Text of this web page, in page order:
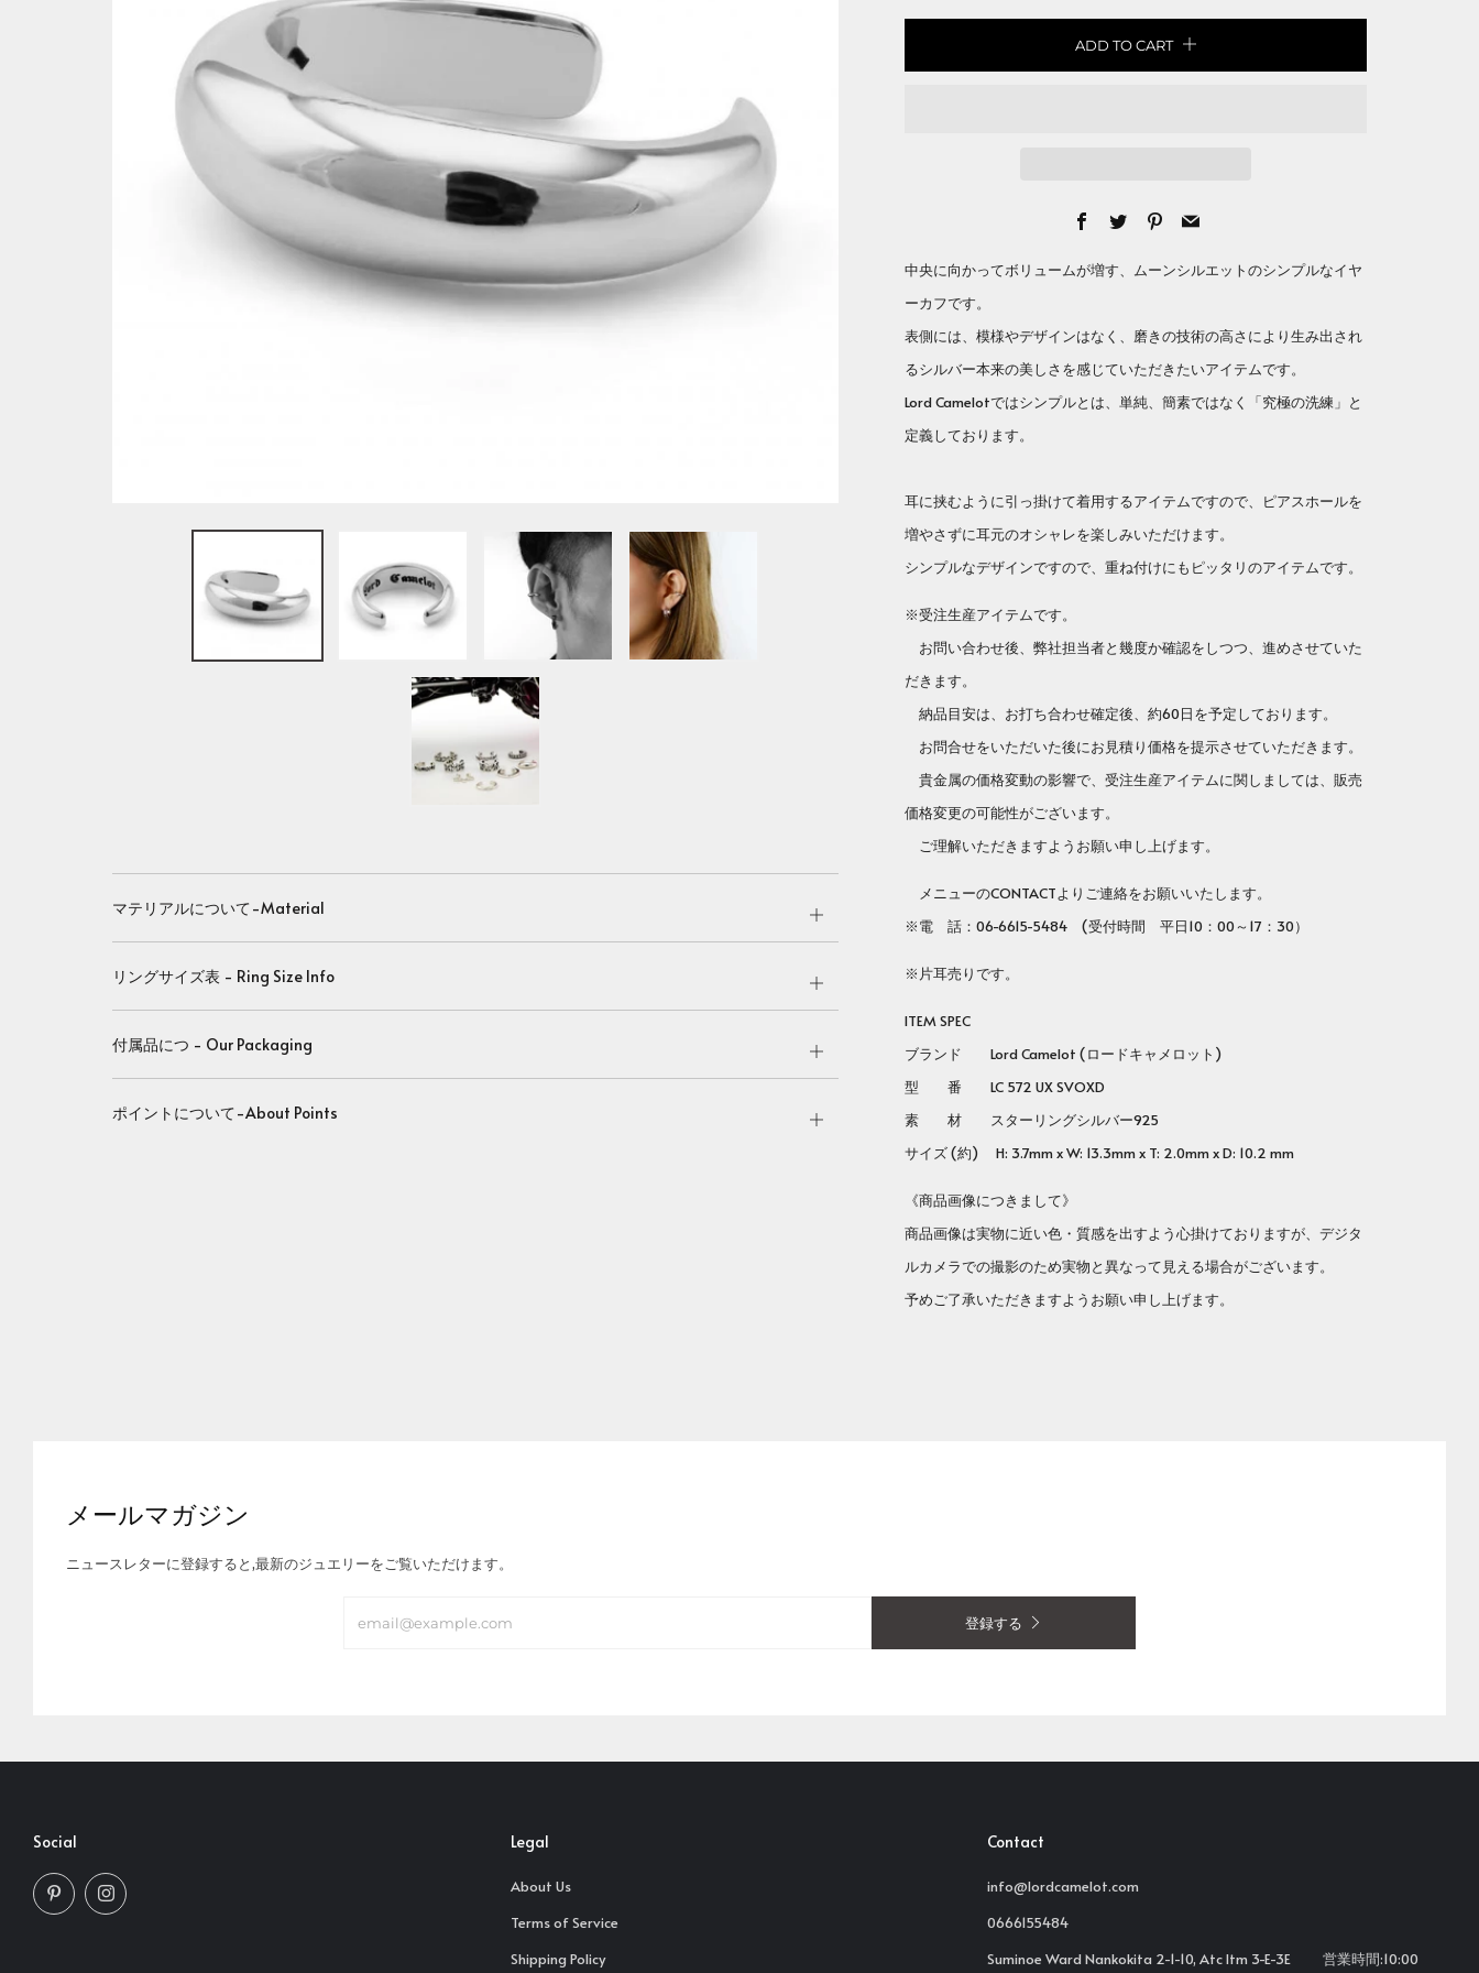
ADD TO CART
Facebook
TwitterPinterest
Email
中央に向かってボリュームが増す、ムーンシルエットのシンプルなイヤ
ーカフです。
表側には、模様やデザインはなく、磨きの技術の高さにより生み出され
るシルバー本来の美しさを感じていただきたいアイテムです。
Lord Camelotではシンプルとは、単純、簡素ではなく「究極の洗練」と
定義しております。
耳に挟むように引っ掛けて着用するアイテムですので、ピアスホールを
増やさずに耳元のオシャレを楽しみいただけます。
シンプルなデザインですので、重ね付けにもピッタリのアイテムです。
※受注生産アイテムです。
お問い合わせ後、弊社担当者と幾度か確認をしつつ、進めさせていた
だきます。
納品目安は、お打ち合わせ確定後、約60日を予定しております。
お問合せをいただいた後にお見積り価格を提示させていただきます。
貴金属の価格変動の影響で、受注生産アイテムに関しましては、販売
価格変更の可能性がございます。
ご理解いただきますようお願い申し上げます。
メニューのCONTACTよりご連絡をお願いいたします。
※電 話：06-6615-5484 (受付時間 平日10：00～17：30）
※片耳売りです。
ITEM SPEC
ブランド Lord Camelot (ロードキャメロット)
型 番 LC 572 UX SVOXD
素 材 スターリングシルバー925
サイズ (約) H: 3.7mm x W: 13.3mm x T: 2.0mm x D: 10.2 mm
《商品画像につきまして》
商品画像は実物に近い色・質感を出すよう心掛けておりますが、デジタ
ルカメラでの撮影のため実物と異なって見える場合がございます。
予めご了承いただきますようお願い申し上げます。
マテリアルについて-Material
Open
tab
リングサイズ表 - Ring Size Info
Open
tab
付属品につ - Our Packaging
Open
tab
ポイントについて-About Points
Open
メールマガジン
ニュースレターに登録すると,最新のジュエリーをご覧いただけます。
登録する
Social
PinterestInstagram
Legal
About Us
Terms of Service
Shipping Policy
Contact
info@lordcamelot.com
0666155484
Suminoe Ward Nankokita 2-1-10, Atc Itm 3-E-3E 営業時間:10:00